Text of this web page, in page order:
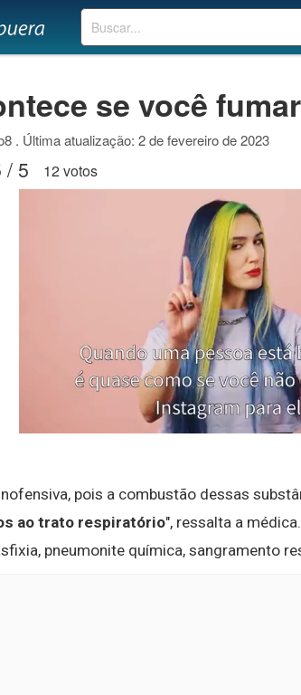
Buscar
se você
. Última atualização: 2 de fevereiro de 2023
/ 5 12 votos
pois a combustão dessas
ao trato respiratório", ressalta a
pneumonite química, sangramento